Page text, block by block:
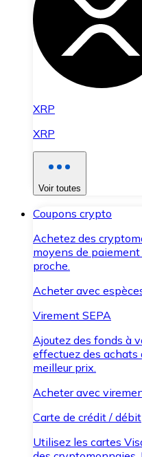
XRP
XRP
Voir toutes
Coupons crypto
Achetez des
moyens de
proche.
Acheter avec
Virement SEPA
Ajoutez des fonds à
effectuez des achats
meilleur prix.
Acheter avec
Carte de crédit / débit
Utilisez les cartes